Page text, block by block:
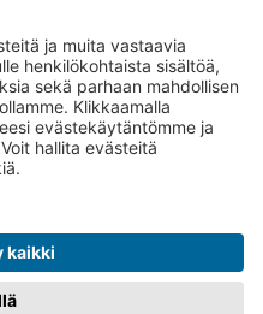
ja
osaaja